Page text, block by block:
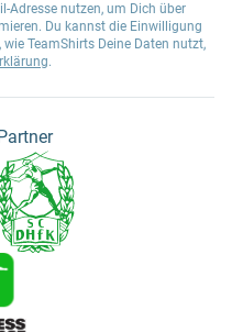
Adresse nutzen, um Dich über
Du kannst die Einwilligung
TeamShirts Deine Daten nutzt,
.